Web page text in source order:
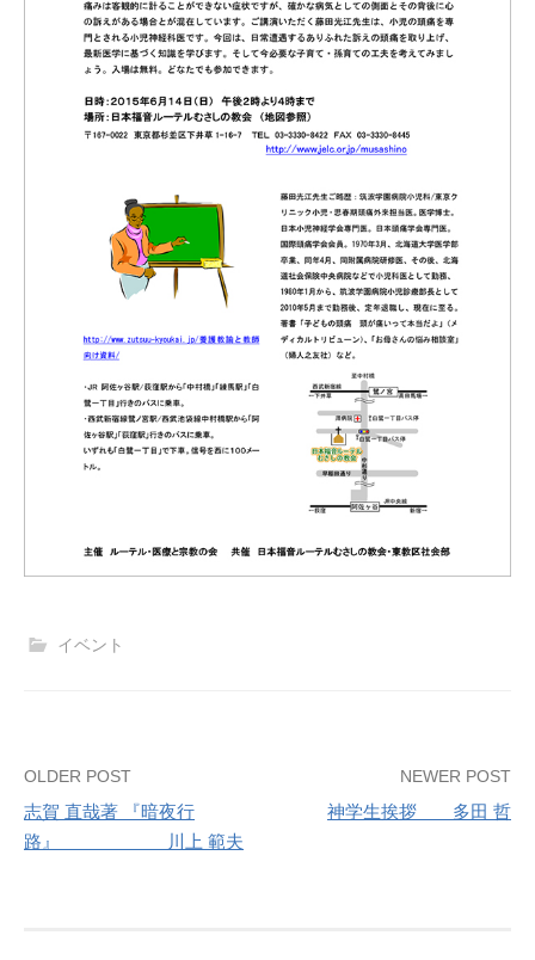
イベント
Post
navigation
OLDER POST
志賀 直哉著 『暗夜行
路』 川上 範夫
NEWER POST
神学生挨拶 多田 哲